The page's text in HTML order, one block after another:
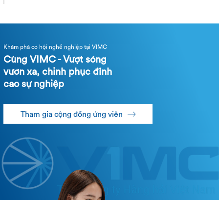
Khám phá cơ hội nghề nghiệp tại VIMC
Cùng VIMC - Vượt sóng
vươn xa, chinh phục đỉnh
cao sự nghiệp
Tham gia cộng đồng ứng viên